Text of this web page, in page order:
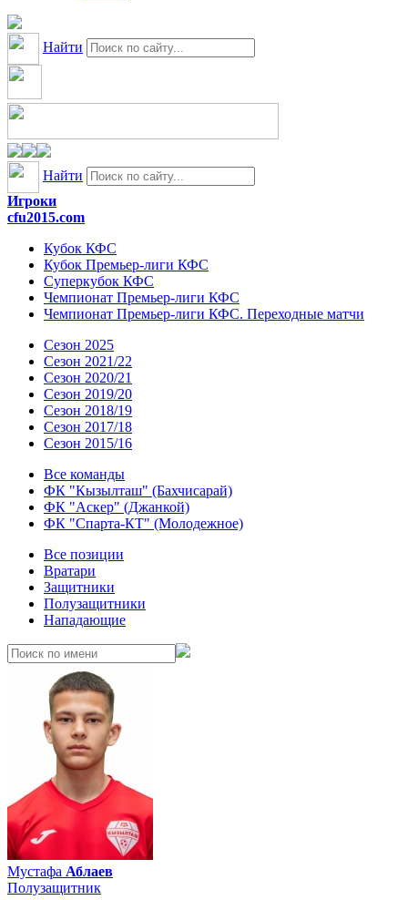
Найти
Найти
Игроки
cfu2015.com
Кубок КФС
Кубок Премьер-лиги КФС
Суперкубок КФС
Чемпионат Премьер-лиги КФС
Чемпионат Премьер-лиги КФС. Переходные матчи
Сезон 2025
Сезон 2021/22
Сезон 2020/21
Сезон 2019/20
Сезон 2018/19
Сезон 2017/18
Сезон 2015/16
Все команды
ФК "Кызылташ" (Бахчисарай)
ФК "Аскер" (Джанкой)
ФК "Спарта-КТ" (Молодежное)
Все позиции
Вратари
Защитники
Полузащитники
Нападающие
Мустафа Аблаев
Полузащитник